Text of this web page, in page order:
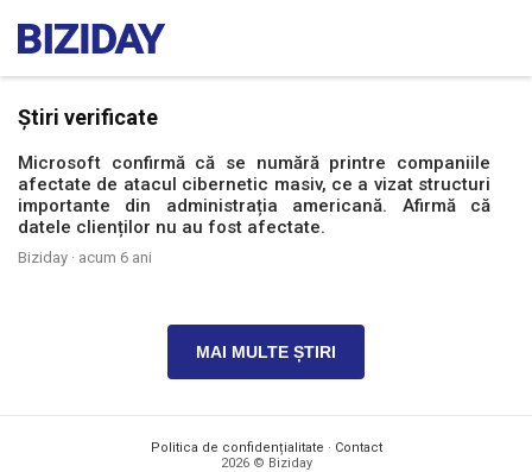
Știri verificate
Microsoft confirmă că se numără printre companiile
afectate de atacul cibernetic masiv, ce a vizat structuri
importante din administrația americană. Afirmă că
datele clienților nu au fost afectate.
Biziday · acum 6 ani
MAI MULTE ȘTIRI
Politica de confidențialitate · Contact
2026 © Biziday